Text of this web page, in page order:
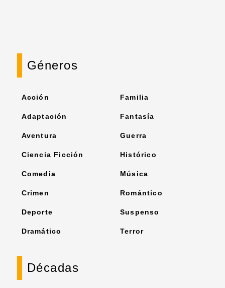
Géneros
Acción
Adaptación
Aventura
Ciencia Ficción
Comedia
Crimen
Deporte
Dramático
Familia
Fantasía
Guerra
Histórico
Música
Romántico
Suspenso
Terror
Décadas